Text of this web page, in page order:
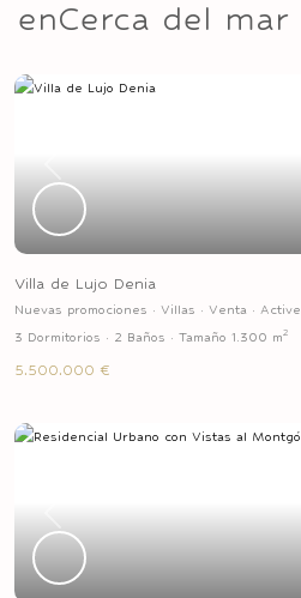
enCerca del mar
Villa de Lujo Denia
Nuevas promociones · Villas · Venta · Active
3 Dormitorios · 2 Baños · Tamaño 1.300 m2
5.500.000 €